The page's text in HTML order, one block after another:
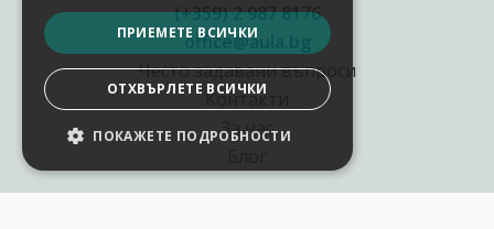
(+359) 2 987 8176
office@aula.bg
Често задавани въпроси
Контакти
За нас
ПРИЕМЕТЕ ВСИЧКИ
ОТХВЪРЛЕТЕ ВСИЧКИ
ПОКАЖЕТЕ ПОДРОБНОСТИ